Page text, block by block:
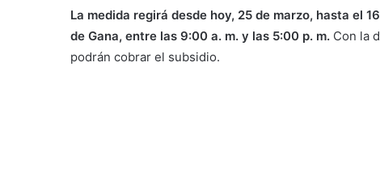
La medida regirá desde hoy, 25 de marzo, hasta el
de Gana, entre las 9:00 a. m. y las 5:00 p. m. Con la
podrán cobrar el subsidio.